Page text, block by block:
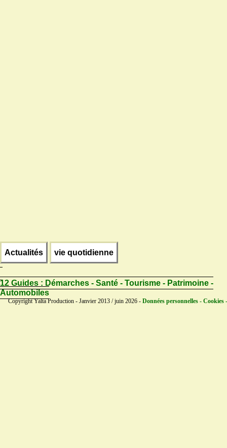
Actualités vie quotidienne
12 Guides : Démarches - Santé - Tourisme - Patrimoine -
Automobiles
Copyright Yalta Production - Janvier 2013 / juin 2026 - Données personnelles - Cookies